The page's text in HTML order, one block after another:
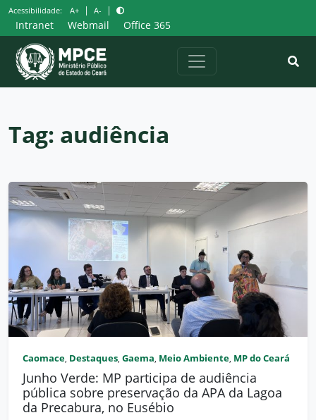
Pular
para
o
conteúdo
Acessibilidade: A+ | A- |
Intranet Webmail Office 365
Tag: audiência
Caomace, Destaques, Gaema, Meio Ambiente, MP do Ceará
Junho Verde: MP participa de audiência
pública sobre preservação da APA da Lagoa
da Precabura, no Eusébio